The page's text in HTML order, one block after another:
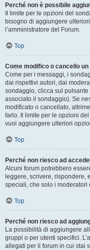
Perché non è possibile
Il limite per le opzioni del
bisogno di aggiungere
l’amministratore del Forum.
Top
Come modifico o cancello
Come per i messaggi, i
dai rispettivi autori, dai
sondaggio, clicca sul pulsante
associato il sondaggio). Se
modificato o cancellato,
farlo. Il limite per le opzioni
vuoi aggiungere ulteriori
Top
Perché non riesco ad
Alcuni forum potrebbero
leggere, scrivere, rispondere,
speciali, che solo i moderatori
Top
Perché non riesco ad
La possibilità di aggiungere
gruppi o per utenti specifici.
allegati per il forum in cui stai